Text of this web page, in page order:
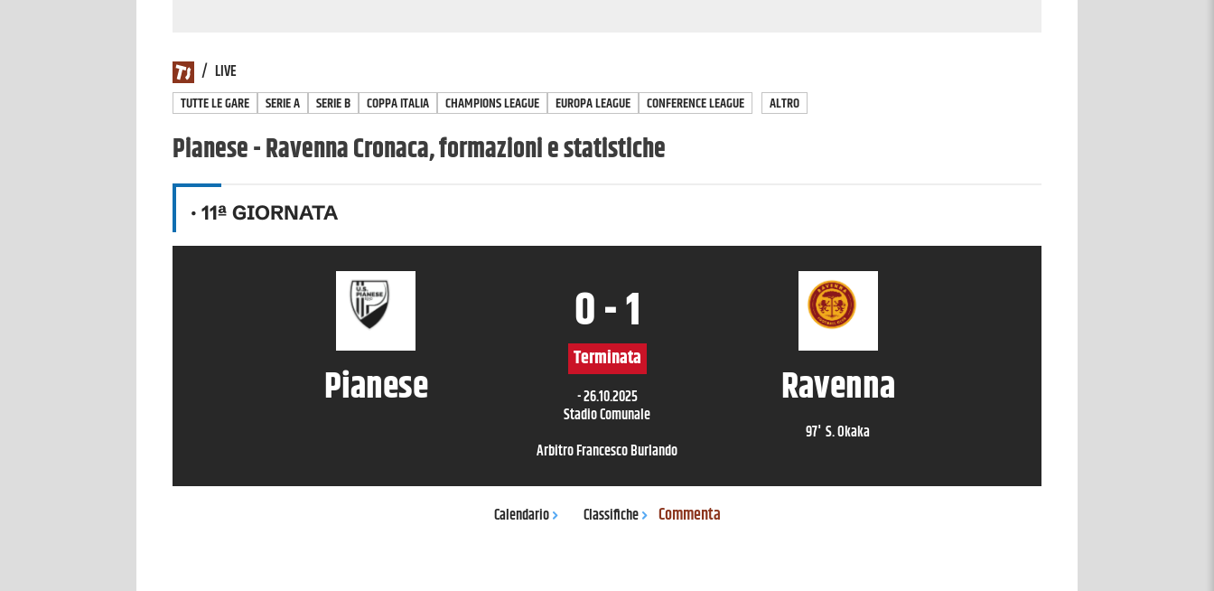
/ LIVE
TUTTE LE GARE SERIE A SERIE B COPPA ITALIA CHAMPIONS LEAGUE EUROPA LEAGUE CONFERENCE LEAGUE ALTRO
Pianese - Ravenna Cronaca, formazioni e statistiche
· 11ª GIORNATA
Pianese Ravenna
97' S. Okaka
0-1
Terminata
-26.10.2025
Stadio Comunale
ArbitroFrancesco Burlando
Calendario Classifiche Commenta